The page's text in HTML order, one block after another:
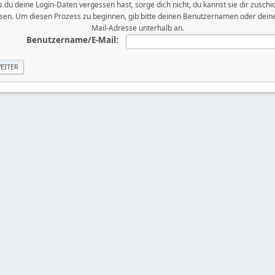
du deine Login-Daten vergessen hast, sorge dich nicht, du kannst sie dir
Um diesen Prozess zu beginnen, gib bitte deinen Benutzernamen oder
Mail-Adresse unterhalb an.
Benutzername/E-Mail: